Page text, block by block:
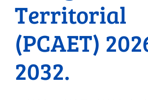
Territorial
(PCAET)
2032.